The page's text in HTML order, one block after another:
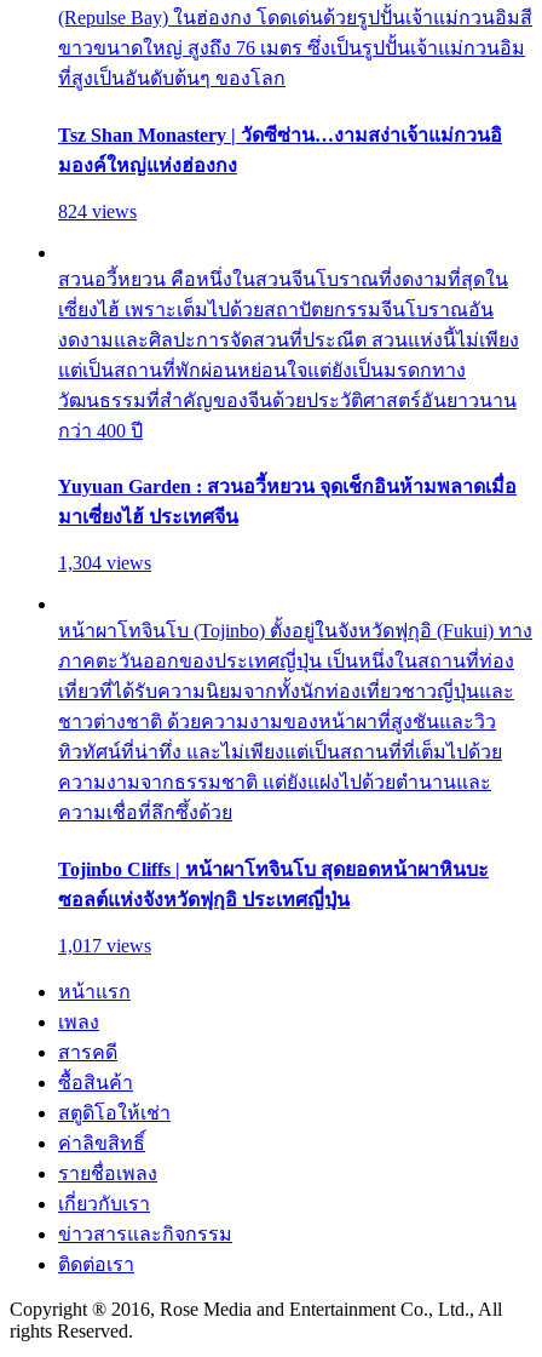
(Repulse Bay) ในฮ่องกง โดดเด่นด้วยรูปปั้นเจ้าแม่กวนอิมสี
ขาวขนาดใหญ่ สูงถึง 76 เมตร ซึ่งเป็นรูปปั้นเจ้าแม่กวนอิม
ที่สูงเป็นอันดับต้นๆ ของโลก
Tsz Shan Monastery | วัดซีซ่าน…งามสง่าเจ้าแม่กวนอิ
มองค์ใหญ่แห่งฮ่องกง
824 views
สวนอวี้หยวน คือหนึ่งในสวนจีนโบราณที่งดงามที่สุดใน
เซี่ยงไฮ้ เพราะเต็มไปด้วยสถาปัตยกรรมจีนโบราณอัน
งดงามและศิลปะการจัดสวนที่ประณีต สวนแห่งนี้ไม่เพียง
แต่เป็นสถานที่พักผ่อนหย่อนใจแต่ยังเป็นมรดกทาง
วัฒนธรรมที่สำคัญของจีนด้วยประวัติศาสตร์อันยาวนาน
กว่า 400 ปี
Yuyuan Garden : สวนอวี้หยวน จุดเช็กอินห้ามพลาดเมื่อ
มาเซี่ยงไฮ้ ประเทศจีน
1,304 views
หน้าผาโทจินโบ (Tojinbo) ตั้งอยู่ในจังหวัดฟุกุอิ (Fukui) ทาง
ภาคตะวันออกของประเทศญี่ปุ่น เป็นหนึ่งในสถานที่ท่อง
เที่ยวที่ได้รับความนิยมจากทั้งนักท่องเที่ยวชาวญี่ปุ่นและ
ชาวต่างชาติ ด้วยความงามของหน้าผาที่สูงชันและวิว
ทิวทัศน์ที่น่าทึ่ง และไม่เพียงแต่เป็นสถานที่ที่เต็มไปด้วย
ความงามจากธรรมชาติ แต่ยังแฝงไปด้วยตำนานและ
ความเชื่อที่ลึกซึ้งด้วย
Tojinbo Cliffs | หน้าผาโทจินโบ สุดยอดหน้าผาหินบะ
ซอลต์แห่งจังหวัดฟุกุอิ ประเทศญี่ปุ่น
1,017 views
หน้าแรก
เพลง
สารคดี
ซื้อสินค้า
สตูดิโอให้เช่า
ค่าลิขสิทธิ์
รายชื่อเพลง
เกี่ยวกับเรา
ข่าวสารและกิจกรรม
ติดต่อเรา
Copyright ® 2016, Rose Media and Entertainment Co., Ltd., All
rights Reserved.